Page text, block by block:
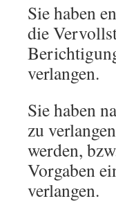
Sie haben
die
verlangen.
Sie haben
zu
werden,
Vorgaben
verlangen.